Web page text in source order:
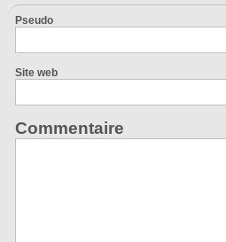
Pseudo
Site web
Commentaire